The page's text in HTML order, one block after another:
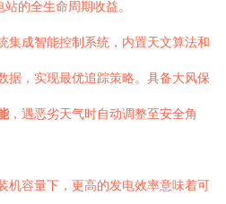
的全生命周期收益。
集成智能控制系统，内置天文算法和
据，实现最优追踪策略。具备大风保
，遇恶劣天气时自动调整至安全角
机容量下，更高的发电效率意味着可